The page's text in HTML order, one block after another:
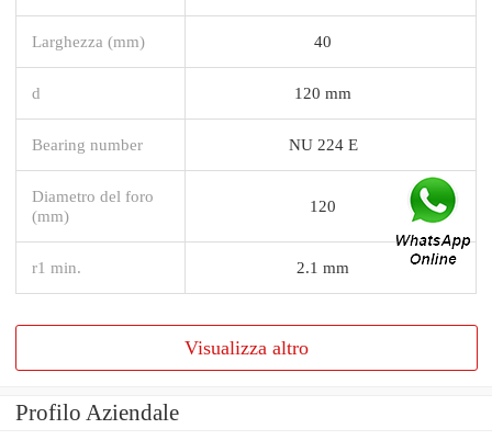
Larghezza (mm) 40
d 120 mm
Bearing number NU 224 E
Diametro del foro
(mm)
120
r1 min. 2.1 mm
Visualizza altro
Profilo Aziendale